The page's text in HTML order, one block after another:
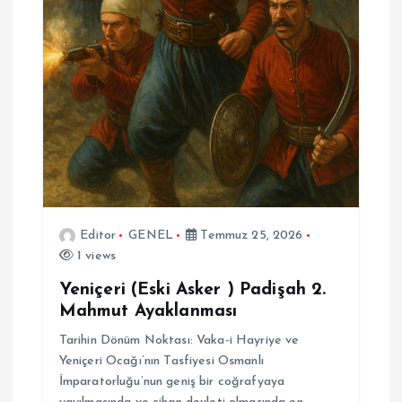
Editor GENEL
Temmuz 25, 2026
1 views
Yeniçeri (Eski Asker ) Padişah 2.
Mahmut Ayaklanması
Tarihin Dönüm Noktası: Vaka-i Hayriye ve
Yeniçeri Ocağı’nın Tasfiyesi Osmanlı
İmparatorluğu’nun geniş bir coğrafyaya